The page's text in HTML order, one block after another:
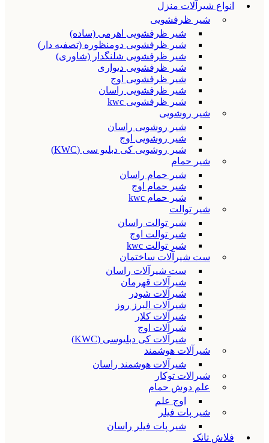
انواع شیرآلات منزل
شیر ظرفشویی
شیر ظرفشویی اهرمی (ساده)
شیر ظرفشویی دومنظوره (تصفیه دار)
شیر ظرفشویی شلنگدار (شاوری)
شیر ظرفشویی دیواری
شیر ظرفشویی اوج
شیر ظرفشویی راسان
شیر ظرفشویی kwc
شیر روشویی
شیر روشویی راسان
شیر روشویی اوج
شیر روشویی کی دبلیو سی (KWC)
شیر حمام
شیر حمام راسان
شیر حمام اوج
شیر حمام kwc
شیر توالت
شیر توالت راسان
شیر توالت اوج
شیر توالت kwc
ست شیرآلات ساختمان
ست شیرآلات راسان
شیرآلات قهرمان
شیرآلات شودر
شیرآلات البرز روز
شیرآلات کلار
شیرآلات اوج
شیرآلات کی دبلیوسی (KWC)
شیرآلات هوشمند
شیرآلات هوشمند راسان
شیرالات توکار
علم دوش حمام
اوج علم
شیر پات فیلر
شیر پات فیلر راسان
فلاش تانک